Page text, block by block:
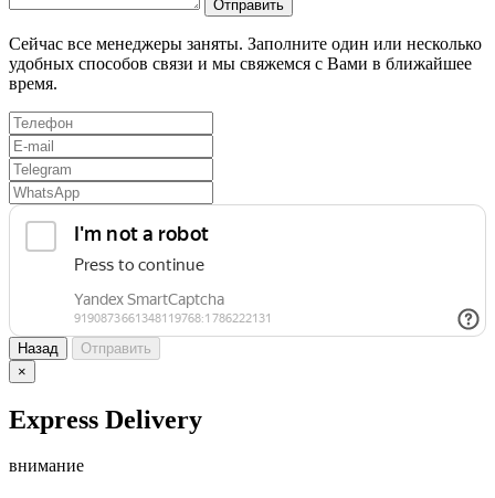
Отправить
Сейчас все менеджеры заняты. Заполните один или несколько
удобных способов связи и мы свяжемся с Вами в ближайшее
время.
Назад
Отправить
×
Express Delivery
внимание